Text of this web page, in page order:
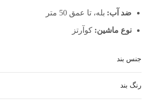
ضد آب: بله، تا عمق 50 متر
نوع ماشین: کوآرتز
جنس بند
رنگ بند